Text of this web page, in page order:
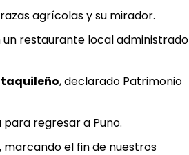
agrícolas y su mirador.
un restaurante local administrado
, declarado Patrimonio
regresar a Puno.
, marcando el fin de nuestros